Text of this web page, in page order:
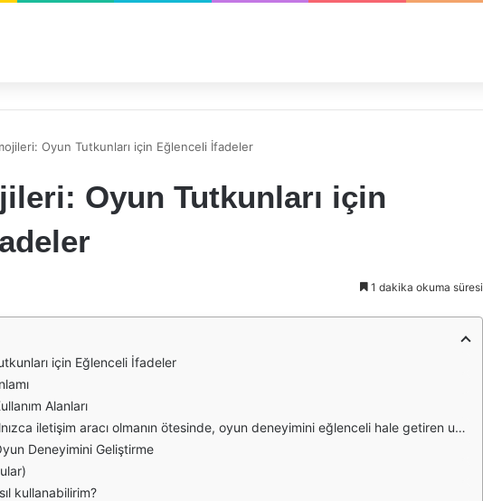
Oyun Tutkunları için Eğlenceli İfadeler
Oyun Tutkunları için
1 dakika okuma süresi
için Eğlenceli İfadeler
Alanları
eğilimindedir. PUBG Emojileri ile Oyun Deneyimini Geliştirme PUBG emojilerini en iyi şekilde kullanmak, oyun deneyiminizi artırabilir. İşte bazı ipuçları: 1. **Doğru Emojiyi Seçin**: Oyun anına uygun emojiyi seçmek, iletişiminizi daha etkili hale getirir. Örneğin, bir düşman gördüğünüzde hemen yardım emojisi yerine düşman emojisi kullanmak daha uygun olacaktır. 2. **Takım Arkadaşlarınızı Tanıyın**: Takım arkadaşlarınızın hangi emojileri sevdiğini bilmek, iletişimi daha eğlenceli hale getirebilir. Herkesin favori emojisi farklı olabilir. 3. **Komik Anları Paylaşın**: Oyun sırasında yaşanan komik anları emojilerle paylaşmak, takım ruhunu artırır ve gülümsemelere yol açar. 4. **Yardımcı Olun**: Takım arkadaşlarınızın zor anlarında destek olmak için uygun emojileri kullanarak, moral verici bir atmosfer yaratabilirsiniz. PUBG emojileri, yalnızca bir iletişim aracı olmanın ötesinde, oyun deneyimini zenginleştiren ve eğlenceli hale getiren unsurlardır. Oyuncular, bu emojileri kullanarak hem duygularını ifade edebilir hem de takım arkadaşlarıyla daha iyi bir iletişim kurabilirler. Oyun dünyasında bu tür eğlenceli ifadeler, oyuncular arasında güçlü bağlar kurar ve unutulmaz anılar yaratır. PUBG'nin sunduğu bu eğlenceli iletişim biçimini kullanarak, oyun deneyiminizi daha da keyifli hale getirebilirsiniz. SSS (Sıkça Sorulan Sorular) PUBG emojilerini nasıl kullanabilirim? PUBG emojilerini, oyun içindeki sohbet alanında ya da takım arkadaşlarınızla iletişim kurarken kullanabilirsiniz. Emojileri seçmek için genellikle bir emoji simgesine tıklamanız yeterlidir. Emojiler hangi platformlarda kullanılabilir? PUBG emojileri, PC, konsol ve mobil platformlar dahil olmak üzere oyunun bulunduğu tüm platformlarda kullanılabilir. Emojiler oyunun stratejisine nasıl katkı sağlar? Emojiler, hızlı iletişim sağlar ve oyuncuların anlık durumları anlamalarına yardımcı olur. Bu, stratejik kararlar alırken zaman kazandırır. Hangi emojiler en popülerdir? Zafer, yardım ve eğlence emojileri, oyuncular arasında en popüler olanlardır. Bu emojiler, oyunun dinamiklerine en çok uygun düşenlerdir. Emojiler dışında başka hangi iletişim araçları var? PUBG'de sesli iletişim, metin sohbeti ve işaretleme sistemi gibi başka iletişim araçları da bulunmaktadır. Ancak emojiler, duygusal ifadeleri hızlı bir şekilde iletmek için oldukça etkilidir.
Deneyimini Geliştirme
kullanabilirim?